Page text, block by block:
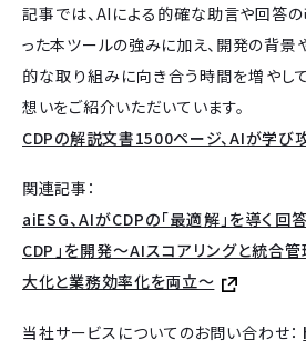
記事では、AIによる的確な助言や回答
った本ツールの強みに加え、開発の背景
的な取り組みに向き合う時間を増やし
想いをご紹介いただいています。
CDPの解説文書1500ページ、AIが学
関連記事：
aiESG、AIがCDPの「最適解」を導く
CDP」を開発〜AIスコアリングと統合
大化と業務効率化を両立〜
当社サービスについてのお問い合わせ：